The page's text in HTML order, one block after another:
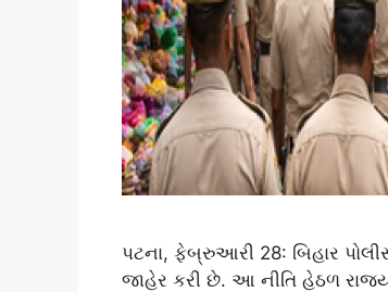
પટના, ફેબ્રુઆરી 28: બિહાર
જાહેર કરી છે. આ નીતિ હેઠળ